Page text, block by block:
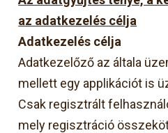
az adatkezelés célja
Adatkezelés célja
Adatkezelőző az általa
mellett egy applikációt is
Csak regisztrált
mely regisztráció